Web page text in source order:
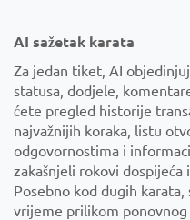
AI sažetak karata
Za jedan tiket, AI
statusa, dodjele,
ćete pregled historije
najvažnijih koraka, listu
odgovornostima i
zakašnjeli rokovi dospijeća
Posebno kod dugih
vrijeme prilikom ponovnog